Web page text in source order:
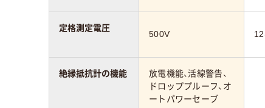
500V
放電機能、活線警告、
ドロッププルーフ、オ
ートパワーセーブ
定格測定電圧
絶縁抵抗計の機能